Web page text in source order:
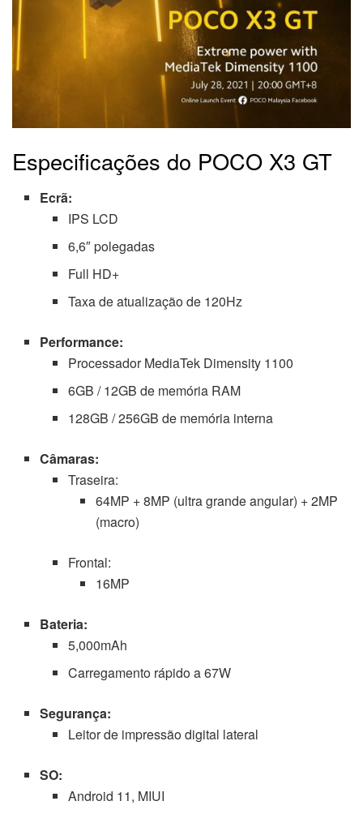
Especificações do POCO X3 GT
Ecrã:
IPS LCD
6,6″ polegadas
Full HD+
Taxa de atualização de 120Hz
Performance:
Processador MediaTek Dimensity 1100
6GB / 12GB de memória RAM
128GB / 256GB de memória interna
Câmaras:
Traseira:
64MP + 8MP (ultra grande angular) + 2MP
(macro)
Frontal:
16MP
Bateria:
5,000mAh
Carregamento rápido a 67W
Segurança:
Leitor de impressão digital lateral
SO:
Android 11, MIUI